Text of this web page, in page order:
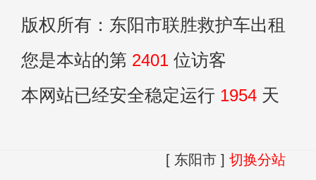
版权所有：东阳市联胜救护车出租
您是本站的第 2401 位访客
本网站已经安全稳定运行 1954 天
[ 东阳市 ] 切换分站